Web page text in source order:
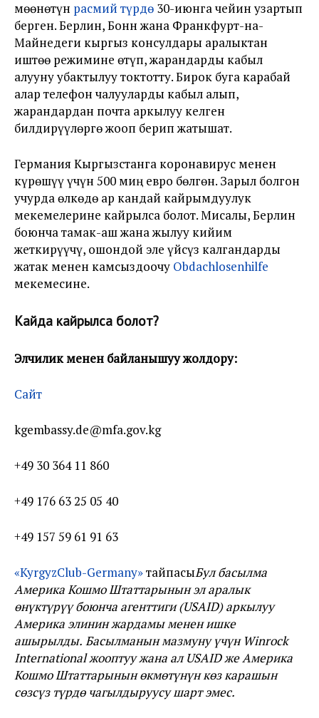
мөөнөтүн расмий түрдө 30-июнга чейин узартып
берген. Берлин, Бонн жана Франкфурт-на-
Майнедеги кыргыз консулдары аралыктан
иштөө режимине өтүп, жарандарды кабыл
алууну убактылуу токтотту. Бирок буга карабай
алар телефон чалууларды кабыл алып,
жарандардан почта аркылуу келген
билдирүүлөргө жооп берип жатышат.
Германия Кыргызстанга коронавирус менен
күрөшүү үчүн 500 миң евро бөлгөн. Зарыл болгон
учурда өлкөдө ар кандай кайрымдуулук
мекемелерине кайрылса болот. Мисалы, Берлин
боюнча тамак-аш жана жылуу кийим
жеткирүүчү, ошондой эле үйсүз калгандарды
жатак менен камсыздоочу Obdachlosenhilfe
мекемесине.
Кайда кайрылса болот?
Элчилик менен байланышуу жолдору:
Сайт
kgembassy.de@mfa.gov.kg
+49 30 364 11 860
+49 176 63 25 05 40
+49 157 59 61 91 63
«KyrgyzClub-Germany»тайпасыБул басылма
Америка Кошмо Штаттарынын эл аралык
өнүктүрүү боюнча агенттиги (USAID) аркылуу
Америка элининжардамымененишке
ашырылды. Басылманынмазмуну үчүн Winrock
Internationalжооптуужана ал USAIDжеАмерика
КошмоШтаттарынын өкмөтүнүнкөзкарашын
сөзсүз түрдө чагылдыруусушарт эмес.